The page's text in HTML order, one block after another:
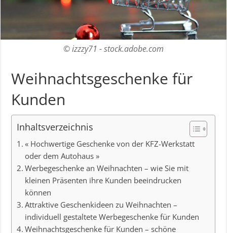
© izzzy71 - stock.adobe.com
Weihnachtsgeschenke für
Kunden
Inhaltsverzeichnis
« Hochwertige Geschenke von der KFZ-Werkstatt
oder dem Autohaus »
Werbegeschenke an Weihnachten – wie Sie mit
kleinen Präsenten ihre Kunden beeindrucken
können
Attraktive Geschenkideen zu Weihnachten –
individuell gestaltete Werbegeschenke für Kunden
Weihnachtsgeschenke für Kunden – schöne